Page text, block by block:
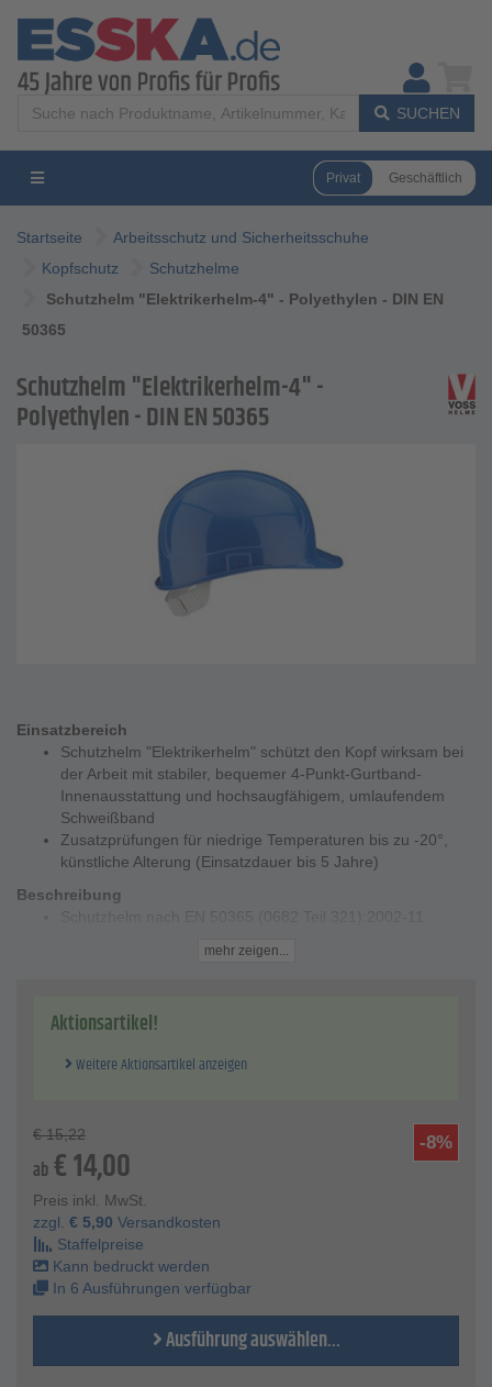
SUCHEN
Privat Geschäftlich
Startseite
Arbeitsschutz und Sicherheitsschuhe
Kopfschutz
Schutzhelme
Schutzhelm "Elektrikerhelm-4" - Polyethylen - DIN EN
50365
Schutzhelm "Elektrikerhelm-4" -
Polyethylen - DIN EN 50365
Einsatzbereich
Schutzhelm "Elektrikerhelm" schützt den Kopf wirksam bei
der Arbeit mit stabiler, bequemer 4-Punkt-Gurtband-
Innenausstattung und hochsaugfähigem, umlaufendem
Schweißband
Zusatzprüfungen für niedrige Temperaturen bis zu -20°,
künstliche Alterung (Einsatzdauer bis 5 Jahre)
Beschreibung
Helmschale
seitliche Slots für Gehörschützer
mit 4-Punkt-Gurtband-Innenausstattung und
hochsaugfähigem Schweißband
Technische Daten
Norm - nach DIN EN 50365
erfüllt auch EN 397
Material - Polyethylen
Größeneinstellung - 51-64 cm
Gewicht - 230g
mehr zeigen...
Aktionsartikel!
Weitere Aktionsartikel anzeigen
-8%
€ 15,22
ab €14,00
Preis inkl. MwSt.
zzgl. € 5,90 Versandkosten
Staffelpreise
Kann bedruckt werden
In 6 Ausführungen verfügbar
Ausführung auswählen...